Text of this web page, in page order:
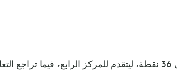
ورفع الهلال رصيده إلى 36 نقطة، ليتقدم للمركز الرابع،